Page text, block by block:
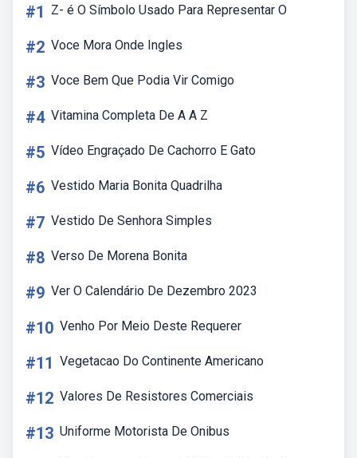
#1 Z- é O Símbolo Usado Para Representar O
#2 Voce Mora Onde Ingles
#3 Voce Bem Que Podia Vir Comigo
#4 Vitamina Completa De A A Z
#5 Vídeo Engraçado De Cachorro E Gato
#6 Vestido Maria Bonita Quadrilha
#7 Vestido De Senhora Simples
#8 Verso De Morena Bonita
#9 Ver O Calendário De Dezembro 2023
#10 Venho Por Meio Deste Requerer
#11 Vegetacao Do Continente Americano
#12 Valores De Resistores Comerciais
#13 Uniforme Motorista De Onibus